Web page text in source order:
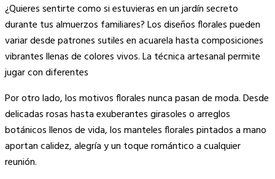
¿Quieres sentirte como si estuvieras en un jardín secreto
durante tus almuerzos familiares? Los diseños florales pueden
variar desde patrones sutiles en acuarela hasta composiciones
vibrantes llenas de colores vivos. La técnica artesanal permite
jugar con diferentes
Por otro lado, los motivos florales nunca pasan de moda. Desde
delicadas rosas hasta exuberantes girasoles o arreglos
botánicos llenos de vida, los manteles florales pintados a mano
aportan calidez, alegría y un toque romántico a cualquier
reunión.